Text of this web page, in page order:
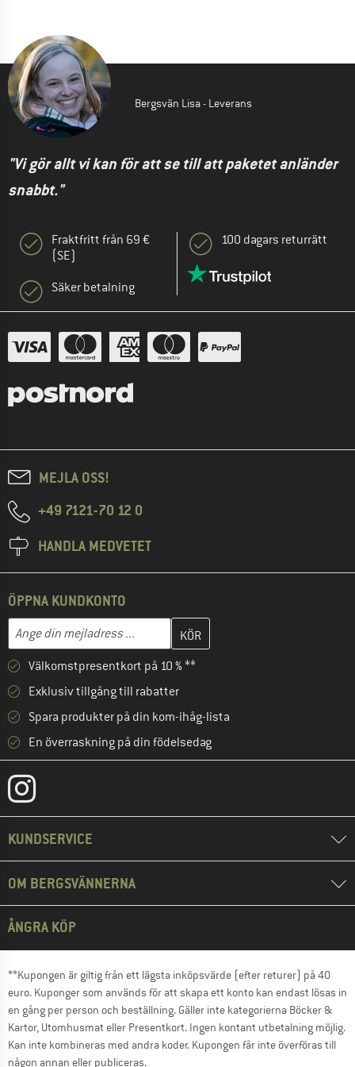
Bergsvän Lisa - Leverans
"Vi gör allt vi kan för att se till att paketet anländer
snabbt."
Fraktfritt från 69 €
(SE)
Säker betalning
100 dagars returrätt
MEJLA OSS!
+49 7121-70 12 0
HANDLA MEDVETET
ÖPPNA KUNDKONTO
Mejladress
Skriv in din e-postadress här och skapa ditt kundkonto i nästa
Välkomstpresentkort på 10 % **
Exklusiv tillgång till rabatter
Spara produkter på din kom-ihåg-lista
En överraskning på din födelsedag
KUNDSERVICE
OM BERGSVÄNNERNA
ÅNGRA KÖP
**Kupongen är giltig från ett lägsta inköpsvärde (efter returer) på 40
euro. Kuponger som används för att skapa ett konto kan endast lösas in
en gång per person och beställning. Gäller inte kategorierna Böcker &
Kartor, Utomhusmat eller Presentkort. Ingen kontant utbetalning möjlig.
Kan inte kombineras med andra koder. Kupongen får inte överföras till
någon annan eller publiceras.